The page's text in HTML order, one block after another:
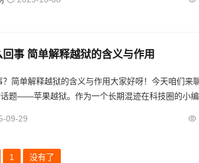
事 简单解释越狱的含义与作用
简单解释越狱的含义与作用大家好呀！今天咱们来
题——苹果越狱。作为一个长期混迹在科技圈的小编
你说这iPhone越狱到底是个啥？"今天我就用轻松的...
09-29
1 没有了